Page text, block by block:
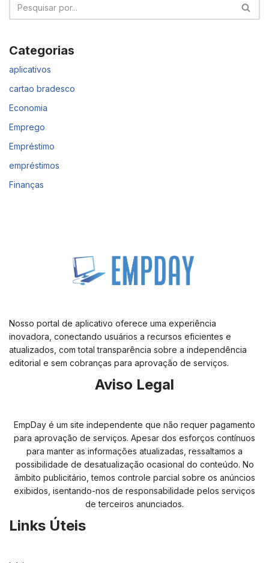
Categorias
aplicativos
cartao bradesco
Economia
Emprego
Empréstimo
empréstimos
Finanças
Nosso portal de aplicativo oferece uma experiência
inovadora, conectando usuários a recursos eficientes e
atualizados, com total transparência sobre a independência
editorial e sem cobranças para aprovação de serviços.
Aviso Legal
EmpDay é um site independente que não requer pagamento
para aprovação de serviços. Apesar dos esforços contínuos
para manter as informações atualizadas, ressaltamos a
possibilidade de desatualização ocasional do conteúdo. No
âmbito publicitário, temos controle parcial sobre os anúncios
exibidos, isentando-nos de responsabilidade pelos serviços
de terceiros anunciados.
Links Úteis